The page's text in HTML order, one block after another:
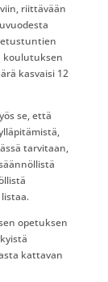
riittävään
koulutuksen
kasvaisi 12
se, että
tarvitaan,
opetuksen
kattavan